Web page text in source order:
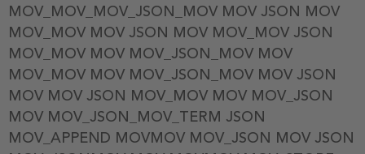
MOV_MOV_MOV_JSON_MOV MOV JSON MOV
MOV_MOV MOV JSON MOV MOV_MOV JSON
MOV_MOV MOV MOV_JSON_MOV MOV
MOV_MOV MOV MOV_JSON_MOV MOV JSON
MOV MOV JSON MOV_MOV MOV MOV_JSON
MOV MOV_JSON_MOV_TERM JSON
MOV_APPEND MOVMOV MOV_JSON MOV JSON